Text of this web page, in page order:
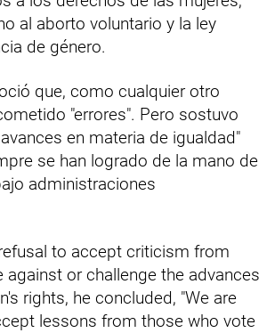
al aborto voluntario y la ley
de género.
que, como cualquier otro
"errores". Pero sostuvo
en materia de igualdad"
se han logrado de la mano de
administraciones
to accept criticism from
against or challenge the advances
rights, he concluded, "We are
lessons from those who vote